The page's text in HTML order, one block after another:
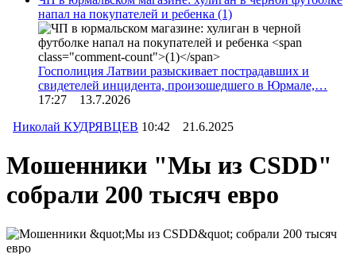
напал на покупателей и ребенка (1)
Госполиция Латвии разыскивает пострадавших и
свидетелей инцидента, произошедшего в Юрмале,…
17:27 13.7.2026
Николай КУДРЯВЦЕВ 10:42 21.6.2025
Мошенники "Мы из CSDD"
собрали 200 тысяч евро